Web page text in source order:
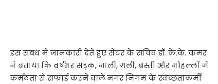
इस संबंध में जानकारी देते हुए सेंटर के सचिव डॉ. के.के. कमर
ने बताया कि वर्षभर सड़क, नाली, गली, बस्ती और मोहल्लों में
कर्मठता से सफाई करने वाले नगर निगम के स्वच्छताकर्मी